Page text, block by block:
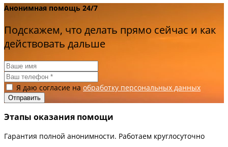
Анонимная помощь 24/7
Подскажем, что делать прямо сейчас и как
действовать дальше
Я даю согласие на обработку персональных данных
Этапы оказания помощи
Гарантия полной анонимности. Работаем круглосуточно